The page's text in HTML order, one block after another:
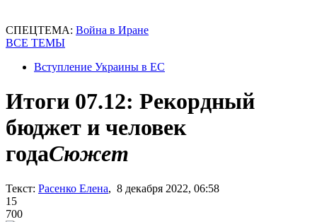
СПЕЦТЕМА: Война в Иране
ВСЕ ТЕМЫ
Вступление Украины в ЕС
Итоги 07.12: Рекордный
бюджет и человек
годаСюжет
Текст: Расенко Елена, 8 декабря 2022, 06:58
15
700